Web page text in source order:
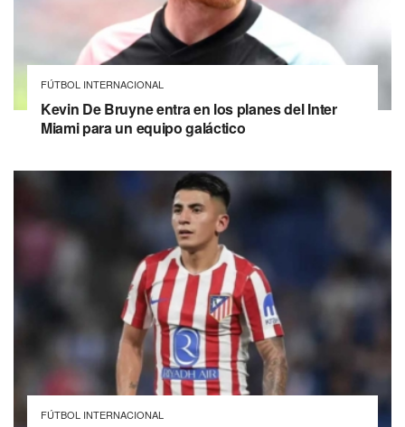
FÚTBOL INTERNACIONAL
Kevin De Bruyne entra en los planes del Inter
Miami para un equipo galáctico
FÚTBOL INTERNACIONAL